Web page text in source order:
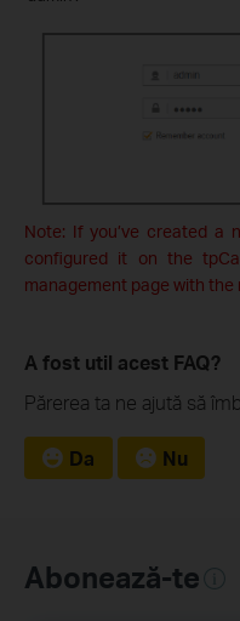
Note: If you’ve created a
configured it on the
management page with the
A fost util acest FAQ?
Părerea ta ne ajută să
Da Nu
Abonează-te